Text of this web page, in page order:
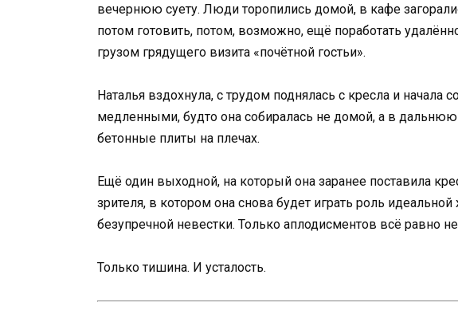
вечернюю суету. Люди торопились домой, в кафе
потом готовить, потом, возможно, ещё поработать
грузом грядущего визита «почётной гостьи».
Наталья вздохнула, с трудом поднялась с кресла и
медленными, будто она собиралась не домой, а в
бетонные плиты на плечах.
Ещё один выходной, на который она заранее поставила
зрителя, в котором она снова будет играть роль
безупречной невестки. Только аплодисментов всё равно
Только тишина. И усталость.